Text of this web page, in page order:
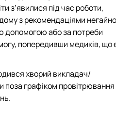
з’явилися під час роботи,
з рекомендаціями негайно
допомогою або за потреби
попередивши медиків, що
хворий викладач/
поза графіком провітрювання